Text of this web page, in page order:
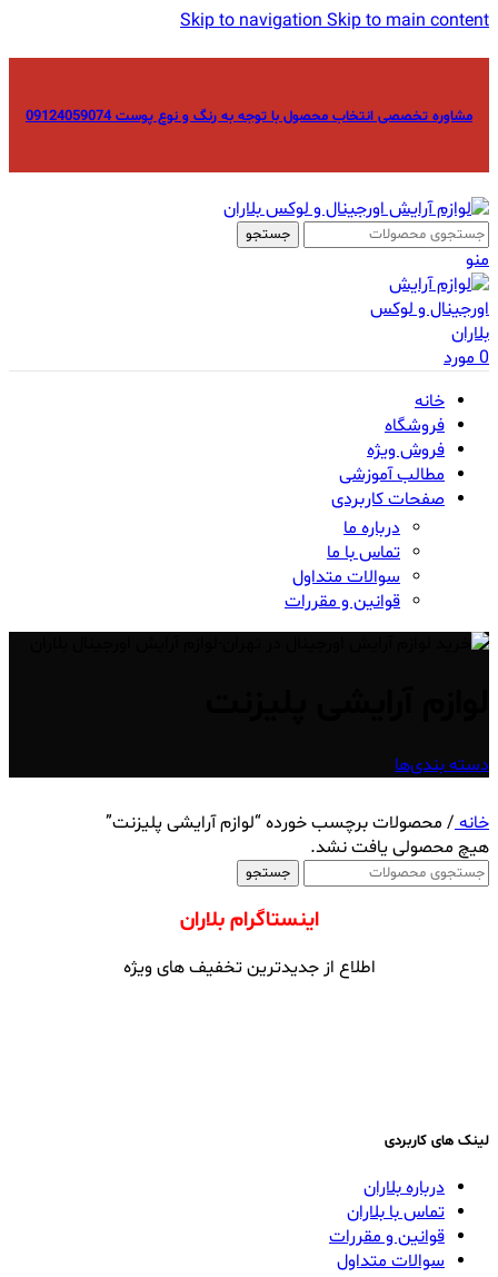
Skip to navigationSkip to main content
مشاوره تخصصی انتخاب محصول با توجه به رنگ و نوع پوست 09124059074
جستجو
منو
0مورد
خانه
فروشگاه
فروش ویژه
مطالب آموزشی
صفحات کاربردی
درباره ما
تماس با ما
سوالات متداول
قوانین و مقررات
دسته بندی‌ها
خانه/ محصولات برچسب خورده “لوازم آرایشی پلیزنت”
هیچ محصولی یافت نشد.
جستجو
اینستاگرام بلاران
اطلاع از جدیدترین تخفیف های ویژه
لینک های کاربردی
درباره بلاران
تماس با بلاران
قوانین و مقررات
سوالات متداول